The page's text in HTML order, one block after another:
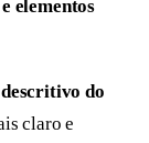
elementos
do
claro e